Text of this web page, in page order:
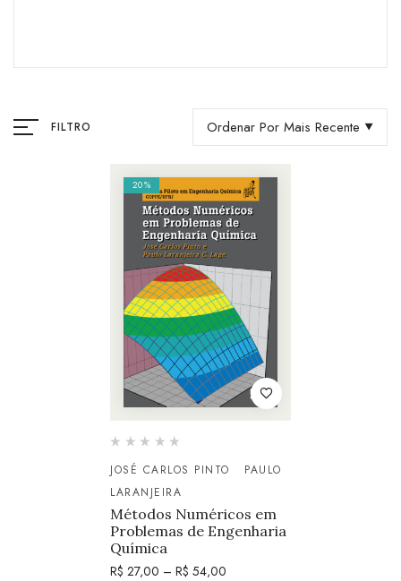
FILTRO Ordenar Por Mais Recente
20%
JOSÉ CARLOS PINTO
PAULO
LARANJEIRA
Métodos Numéricos em
Problemas de Engenharia
Química
R$ 27,00 – R$ 54,00